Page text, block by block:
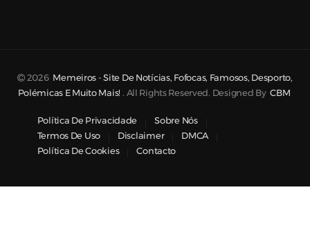
2026 Memeiros - Site De Notícias, Fofocas, Famosos, Desporto,
Polémicas E Muito Mais! . All Rights Reserved. Designed By CBM
Política De Privacidade
Sobre Nós
Termos De Uso
Disclaimer
DMCA
Política De Cookies
Contacto